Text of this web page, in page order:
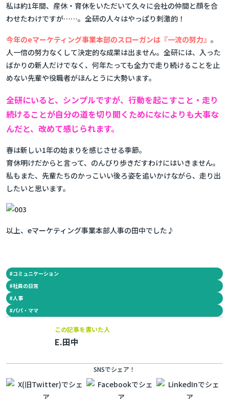
私は約1年間、産休・育休をいただいて久々に会社の仲間と顔を合
わせたわけですが……。全研の人々はやっぱり刺激的！
今年のeマーケティング事業本部のスローガンは『一流の努力』 。
人一倍の努力なくして決定的な成果は出ません。全研には、入った
ばかりの新人だけでなく、何年たっても全力で走り続けることを止
めない先輩や役職者がほんとうに大勢います。
全研にいると、シンプルですが、行動を起こすこと・走り
続けることが自分の道を切り開くためになによりも大事な
んだと、改めて感じられます。
春は新しい1年の始まりを感じさせる季節。
育休明けだからと言って、のんびり歩きだすわけにはいきません。
私もまた、先輩たちのかっこいい後ろ姿を追いかけながら、走り出
したいと思います。
以上、eマーケティング事業本部人事の田中でした♪
#コミュニケーション
#社員の日常
#人事
#パパ・ママ
この記事を書いた人
E.田中
SNSでシェア！